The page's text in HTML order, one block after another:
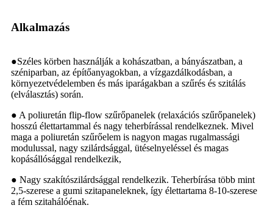
Alkalmazás
●Széles körben használják a kohászatban, a bányászatban, a
széniparban, az építőanyagokban, a vízgazdálkodásban, a
környezetvédelemben és más iparágakban a szűrés és szitálás
(elválasztás) során.
● A poliuretán flip-flow szűrőpanelek (relaxációs szűrőpanelek)
hosszú élettartammal és nagy teherbírással rendelkeznek. Mivel
maga a poliuretán szűrőelem is nagyon magas rugalmassági
modulussal, nagy szilárdsággal, ütéselnyeléssel és magas
kopásállósággal rendelkezik,
● Nagy szakítószilárdsággal rendelkezik. Teherbírása több mint
2,5-szerese a gumi szitapaneleknek, így élettartama 8-10-szerese
a fém szitahálóénak.